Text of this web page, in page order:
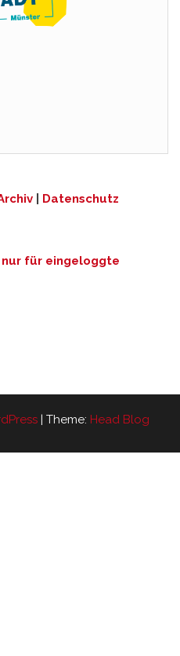
Datenschutz
für eingeloggte
| Theme: Head Blog